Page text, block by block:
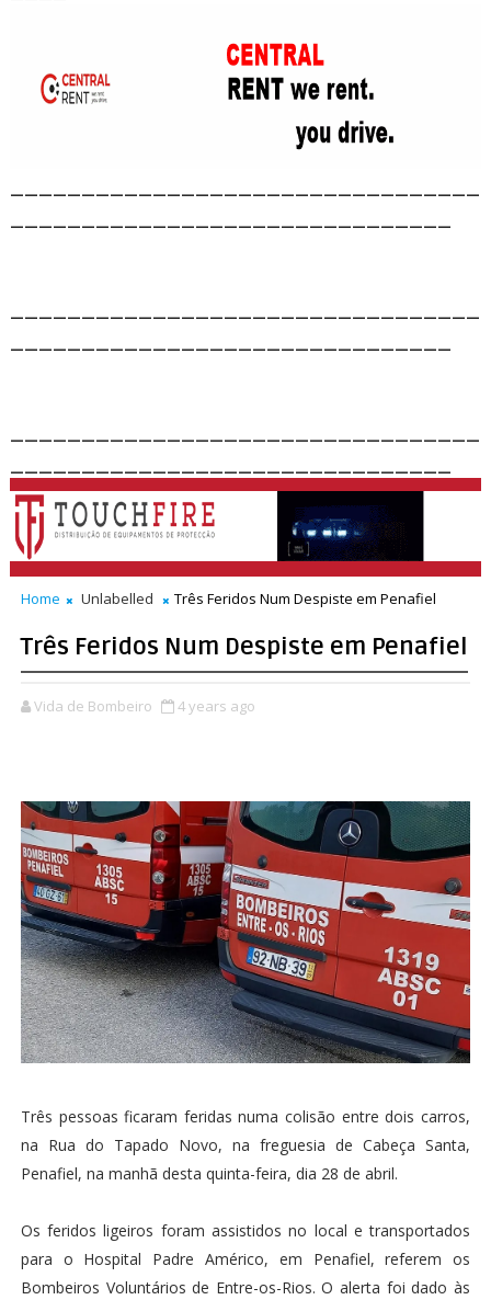
Home Unlabelled Três Feridos Num Despiste em Penafiel
Três Feridos Num Despiste em Penafiel
Vida de Bombeiro 4 years ago
Três pessoas ficaram feridas numa colisão entre dois carros,
na Rua do Tapado Novo, na freguesia de Cabeça Santa,
Penafiel, na manhã desta quinta-feira, dia 28 de abril.
Os feridos ligeiros foram assistidos no local e transportados
para o Hospital Padre Américo, em Penafiel, referem os
Bombeiros Voluntários de Entre-os-Rios. O alerta foi dado às